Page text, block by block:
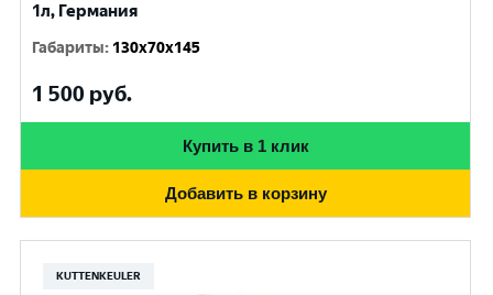
1л, Германия
Габариты: 130x70x145
1 500 руб.
Купить в 1 клик
Добавить в корзину
KUTTENKEULER